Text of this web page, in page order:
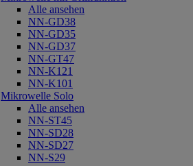
Alle ansehen
NN-GD38
NN-GD35
NN-GD37
NN-GT47
NN-K121
NN-K101
Mikrowelle Solo
Alle ansehen
NN-ST45
NN-SD28
NN-SD27
NN-S29